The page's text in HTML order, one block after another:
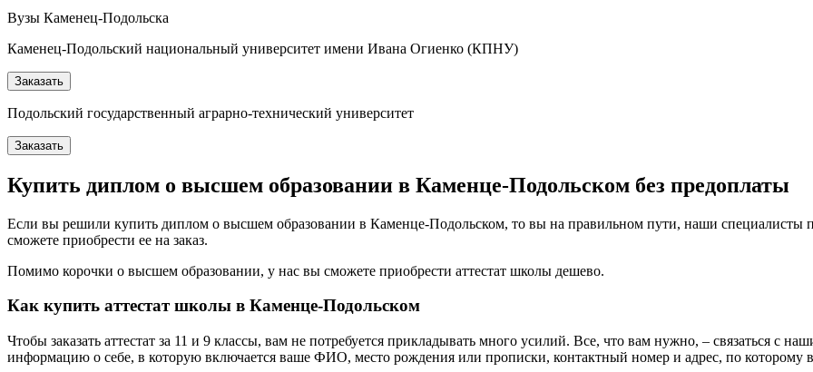
Вузы Каменец-Подольска
Каменец-Подольский национальный университет имени Ивана Огиенко (КПНУ)
Заказать
Подольский государственный аграрно-технический университет
Заказать
Купить диплом о высшем образовании в Каменце-Подольском без предоплаты
Если вы решили купить диплом о высшем образовании в Каменце-Подольском, то вы на правильном пути, наши специалисты
сможете приобрести ее на заказ.
Помимо корочки о высшем образовании, у нас вы сможете приобрести аттестат школы дешево.
Как купить аттестат школы в Каменце-Подольском
Чтобы заказать аттестат за 11 и 9 классы, вам не потребуется прикладывать много усилий. Все, что вам нужно, – связаться с
информацию о себе, в которую включается ваше ФИО, место рождения или прописки, контактный номер и адрес, по которому